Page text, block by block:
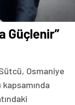
Güçlenir”
Osmaniye